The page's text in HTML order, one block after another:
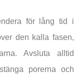
för lång tid i
den kalla fasen,
Avsluta alltid
porerna och